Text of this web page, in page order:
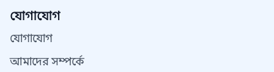
যোগাযোগ
যোগাযোগ
আমাদের সম্পর্কে